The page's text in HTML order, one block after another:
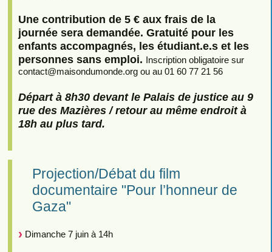
Une contribution de 5 € aux frais de la
journée sera demandée. Gratuité pour les
enfants accompagnés, les étudiant.e.s et les
personnes sans emploi. Inscription obligatoire sur
contact@maisondumonde.org ou au 01 60 77 21 56
Départ à 8h30 devant le Palais de justice au 9
rue des Mazières / retour au même endroit à
18h au plus tard.
Projection/Débat du film
documentaire "Pour l’honneur de
Gaza"
Dimanche 7 juin à 14h